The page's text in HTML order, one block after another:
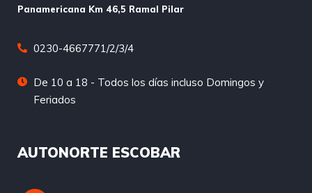
Panamericana Km 46,5 Ramal Pilar
0230-4667771/2/3/4
De 10 a 18 - Todos los días incluso Domingos y
Feriados
AUTONORTE ESCOBAR